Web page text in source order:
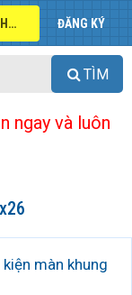
ĐĂNG NHẬP ĐĂNG KÝ
TÌM
ngay và luôn
màn khung